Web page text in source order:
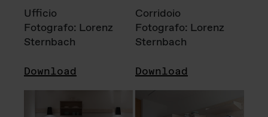
Ufficio
Fotografo: Lorenz
Sternbach
Download
Corridoio
Fotografo: Lorenz
Sternbach
Download